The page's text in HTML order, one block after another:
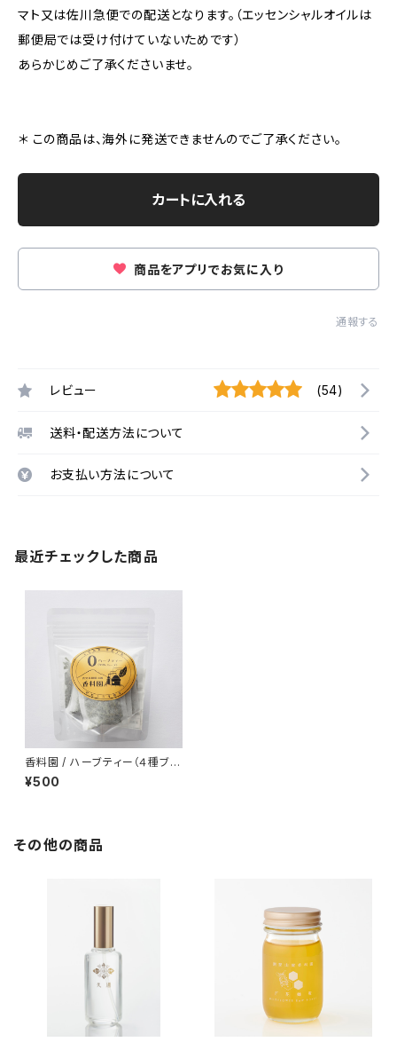
マト又は佐川急便での配送となります。（エッセンシャルオイルは
郵便局では受け付けていないためです）
あらかじめご了承くださいませ。
＊ この商品は、海外に発送できませんのでご了承ください。
カートに入れる
商品をアプリでお気に入り
通報する
レビュー (54)
送料・配送方法について
お支払い方法について
最近チェックした商品
香料園 / ハーブティー（４種ブレ
ンド）
¥500
その他の商品